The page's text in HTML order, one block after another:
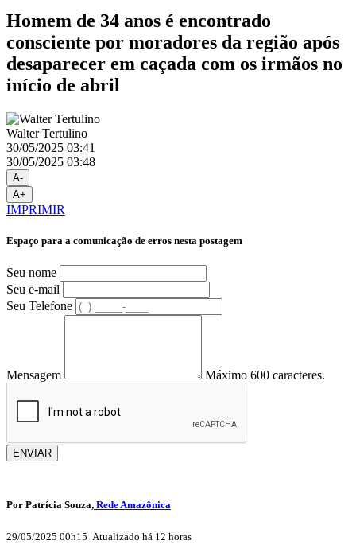
Homem de 34 anos é encontrado
consciente por moradores da região após
desaparecer em caçada com os irmãos no
início de abril
Walter Tertulino
30/05/2025 03:41
30/05/2025 03:48
A-
A+
IMPRIMIR
Espaço para a comunicação de erros nesta postagem
Seu nome
Seu e-mail
Seu Telefone
Mensagem Máximo 600 caracteres.
ENVIAR
Por Patrícia Souza, Rede Amazônica
29/05/2025 00h15 Atualizado há 12 horas